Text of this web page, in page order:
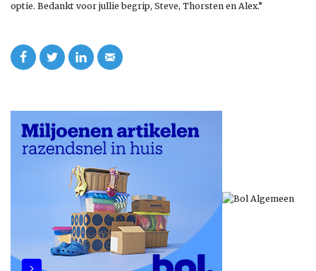
optie. Bedankt voor jullie begrip, Steve, Thorsten en Alex.”